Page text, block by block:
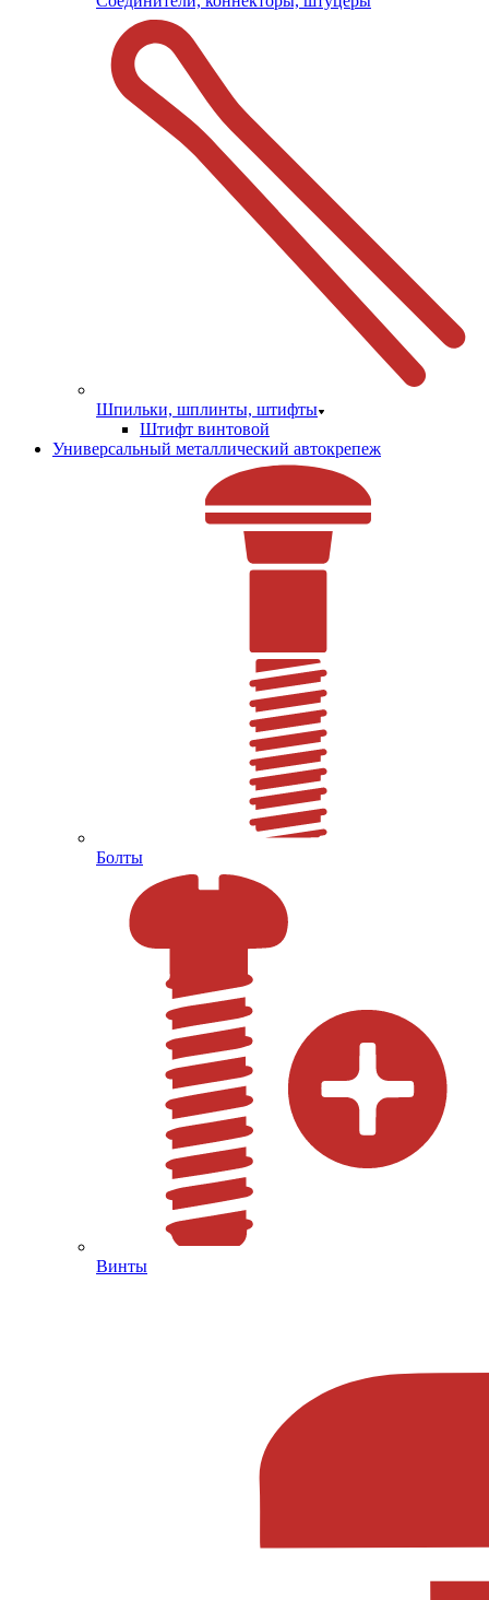
Шпильки, шплинты, штифты
Штифт винтовой
Универсальный металлический автокрепеж
Болты
Винты